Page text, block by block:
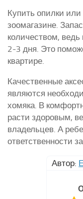
Купить опилки
зоомагазине.
количеством,
2-3 дня. Это
квартире.
Качественные
являются
хомяка. В
расти здоровым,
владельцев. А
ответственности
Автор: